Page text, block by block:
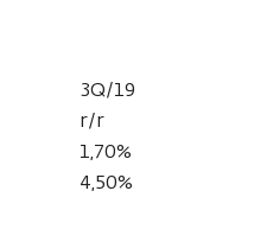
3Q/19
r/r
1,70%
4,50%